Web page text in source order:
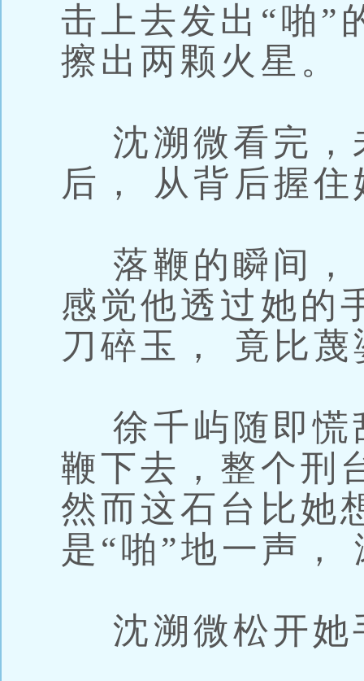
击上去发出“啪”
擦出两颗火星。
沈溯微看完，
后， 从背后握
落鞭的瞬间，
感觉他透过她的
刀碎玉， 竟比
徐千屿随即慌
鞭下去，整个刑
然而这石台比她
是“啪”地一声，
沈溯微松开她